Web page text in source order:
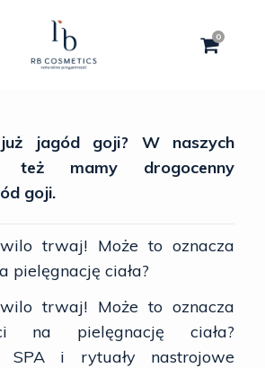
0
już jagód goji? W naszych
też mamy drogocenny
goji.
trwaj! Może to oznacza
pielęgnację ciała?
trwaj! Może to oznacza
na pielęgnację ciała?
SPA i rytuały nastrojowe